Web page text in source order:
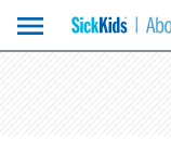
menu